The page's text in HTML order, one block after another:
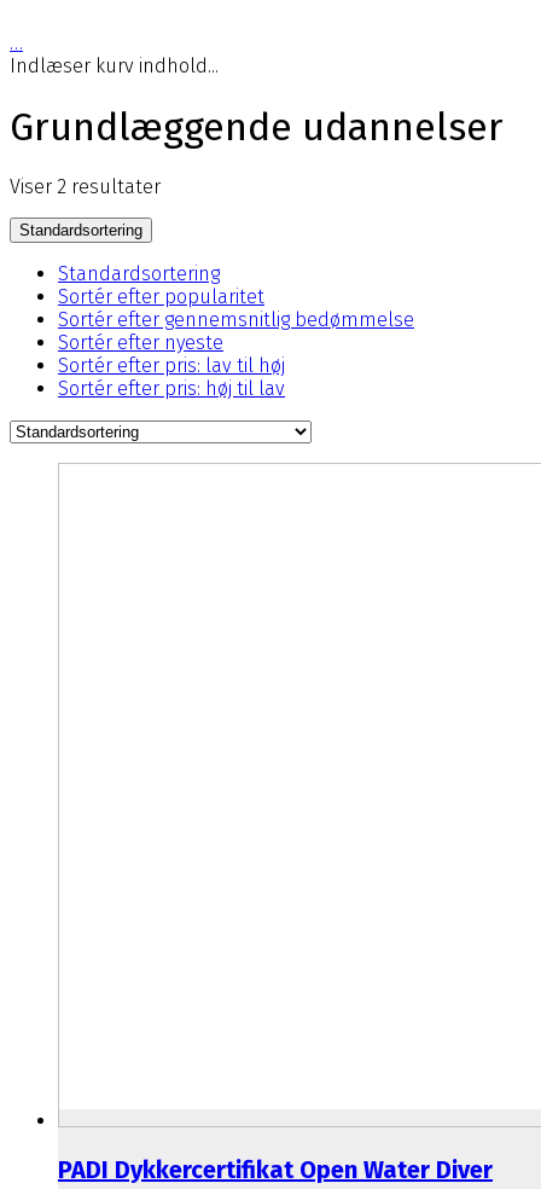
…
Indlæser kurv indhold...
Grundlæggende udannelser
Viser 2 resultater
Standardsortering
Standardsortering
Sortér efter popularitet
Sortér efter gennemsnitlig bedømmelse
Sortér efter nyeste
Sortér efter pris: lav til høj
Sortér efter pris: høj til lav
PADI Dykkercertifikat Open Water Diver